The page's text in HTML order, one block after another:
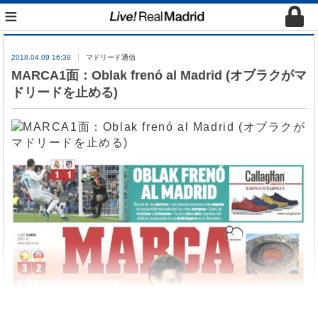
≡
2018.04.09 16:38 マドリード通信
MARCA1面：Oblak frenó al Madrid (オブラクがマ
ドリードを止める)